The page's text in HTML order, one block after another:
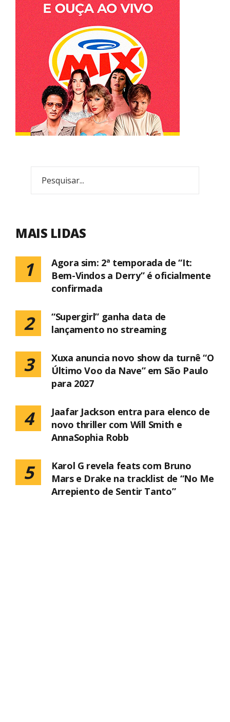
MAIS LIDAS
1
Agora sim: 2ª temporada de “It:
Bem-Vindos a Derry” é oficialmente
confirmada
2
“Supergirl” ganha data de
lançamento no streaming
3
Xuxa anuncia novo show da turnê “O
Último Voo da Nave” em São Paulo
para 2027
4
Jaafar Jackson entra para elenco de
novo thriller com Will Smith e
AnnaSophia Robb
5
Karol G revela feats com Bruno
Mars e Drake na tracklist de “No Me
Arrepiento de Sentir Tanto”